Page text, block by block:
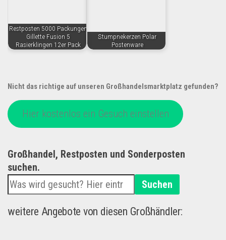
Restposten 5000 Packungen
Gillette Fusion 5
Rasierklingen 12er Pack
Stumpnekerzen Polar
Postenware
Nicht das richtige auf unseren Großhandelsmarktplatz gefunden?
Hier kostenlos ein Gesuch einstellen
Großhandel, Restposten und Sonderposten
suchen.
Suchen
weitere Angebote von diesen Großhändler: